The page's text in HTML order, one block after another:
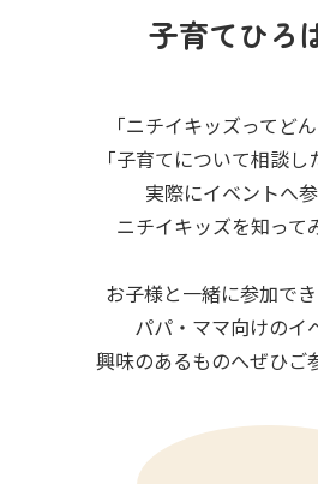
写真販売サービス
お仕事をお探しの方
よくあるご質問
保育園に関するお問い合わせ
子育てひろ
「ニチイキッズってど
「子育てについて相談し
実際にイベントへ参
ニチイキッズを知って
お子様と一緒に参加でき
パパ・ママ向けのイ
興味のあるものへぜひご